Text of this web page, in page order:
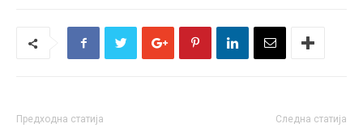
Предходна статија Следна статија